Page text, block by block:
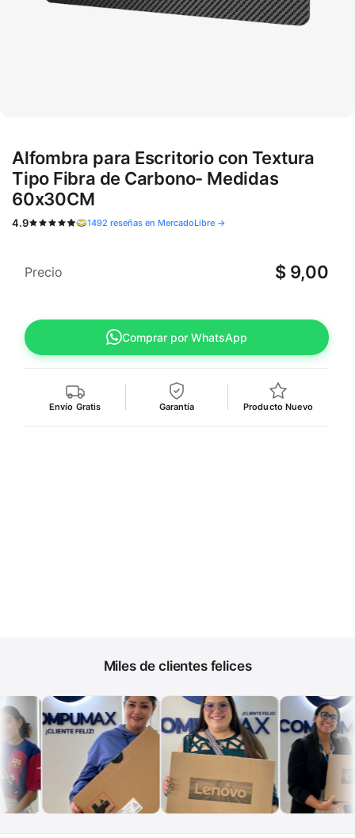
Alfombra para Escritorio con Textura
Tipo Fibra de Carbono- Medidas
60x30CM
4.9 1492 reseñas en MercadoLibre →
Comprar por WhatsApp
Envío Gratis Garantía Producto Nuevo
Precio $ 9,00
Miles de clientes felices